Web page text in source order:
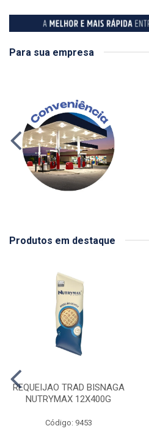
Para sua empresa
Produtos em destaque
REQUEIJAO TRAD BISNAGA
NUTRYMAX 12X400G
Código: 9453